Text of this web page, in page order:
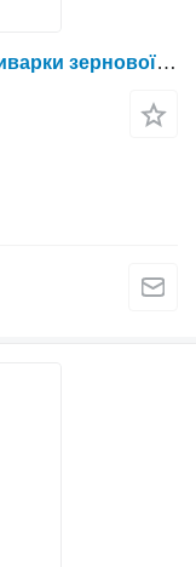
Вал первинний 0007538370 до жниварки зернової Claas